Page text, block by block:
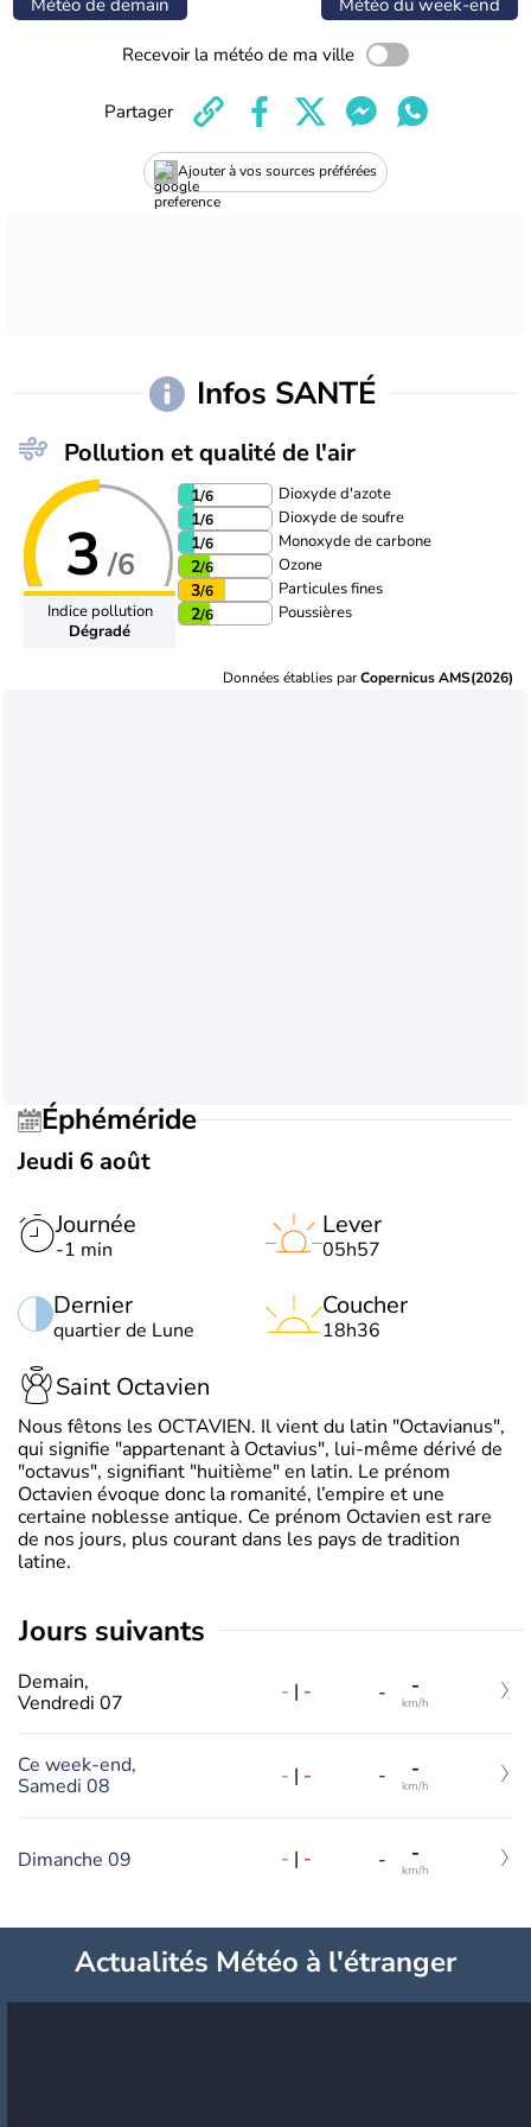
Recevoir la météo de ma ville
Ajouter à vos sources préférées
Partager
Infos SANTÉ
Pollution et qualité de l'air
3 /6
Indice pollution
Dégradé
1/6 Dioxyde d'azote
1/6 Dioxyde de soufre
1/6 Monoxyde de carbone
2/6 Ozone
3/6 Particules fines
2/6 Poussières
Données établies parCopernicus AMS(2026)
Éphéméride
Jeudi 6 août
Journée
-1 min
Dernier
quartier de Lune
Lever
05h57
Coucher
18h36
Saint Octavien
Nous fêtons les OCTAVIEN. Il vient du latin "Octavianus",
qui signifie "appartenant à Octavius", lui-même dérivé de
"octavus", signifiant "huitième" en latin. Le prénom
Octavien évoque donc la romanité, l’empire et une
certaine noblesse antique. Ce prénom Octavien est rare
de nos jours, plus courant dans les pays de tradition
latine.
jours suivants
Demain,
Vendredi 07
- | - - -
km/h
Ce week-end,
Samedi 08
- | - - -
km/h
Dimanche 09 - | - - -
km/h
Actualités Météo à l'étranger